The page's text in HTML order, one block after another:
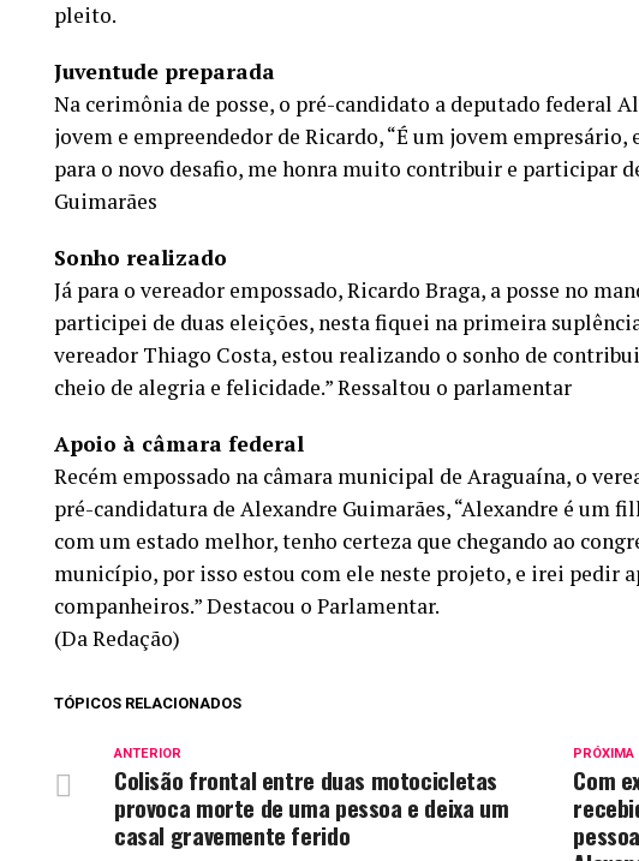
pleito.
Juventude preparada
Na cerimônia de posse, o pré-candidato a deputado federal
jovem e empreendedor de Ricardo, “É um jovem
para o novo desafio, me honra muito contribuir e participar
Guimarães
Sonho realizado
Já para o vereador empossado, Ricardo Braga, a posse no
participei de duas eleições, nesta fiquei na primeira
vereador Thiago Costa, estou realizando o sonho de
cheio de alegria e felicidade.” Ressaltou o parlamentar
Apoio à câmara federal
Recém empossado na câmara municipal de Araguaína, o
pré-candidatura de Alexandre Guimarães, “Alexandre é um
com um estado melhor, tenho certeza que chegando ao
município, por isso estou com ele neste projeto, e irei pedir
companheiros.” Destacou o Parlamentar.
(Da Redação)
TÓPICOS RELACIONADOS
PRÓXIMA
Com
ANTERIOR
Colisão frontal entre duas motocicletas
provoca morte de uma pessoa e deixa um
casal gravemente ferido